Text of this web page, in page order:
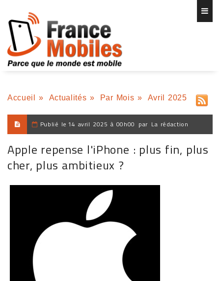
Accueil » Actualités » Par Mois » Avril 2025
Publié le 14 avril 2025 à 00h00 par La rédaction
Apple repense l'iPhone : plus fin, plus
cher, plus ambitieux ?